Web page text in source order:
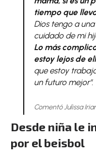
tiempo que
Dios tengo a
cuidado de mi
Lo más
estoy lejos de
que estoy
un futuro mejor".
Comentó Julissa
Desde niña le
por el beisbol